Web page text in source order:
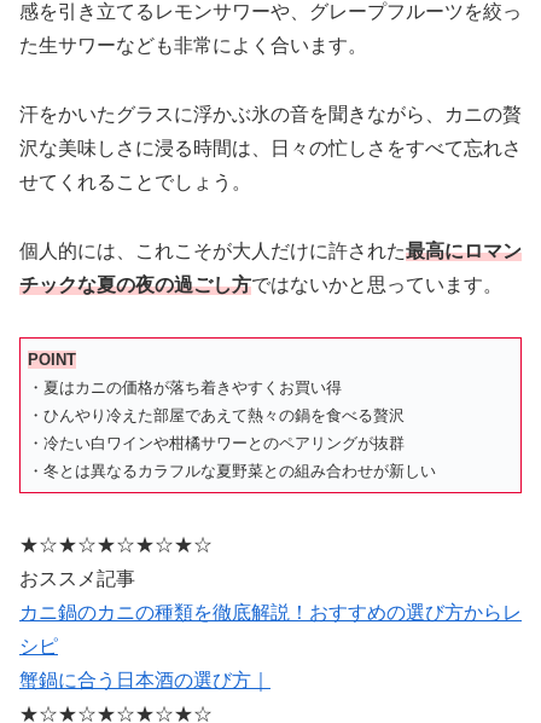
感を引き立てるレモンサワーや、グレープフルーツを絞っ
た生サワーなども非常によく合います。
汗をかいたグラスに浮かぶ氷の音を聞きながら、カニの贅
沢な美味しさに浸る時間は、日々の忙しさをすべて忘れさ
せてくれることでしょう。
個人的には、これこそが大人だけに許された最高にロマン
チックな夏の夜の過ごし方ではないかと思っています。
POINT
・夏はカニの価格が落ち着きやすくお買い得
・ひんやり冷えた部屋であえて熱々の鍋を食べる贅沢
・冷たい白ワインや柑橘サワーとのペアリングが抜群
・冬とは異なるカラフルな夏野菜との組み合わせが新しい
★☆★☆★☆★☆★☆
おススメ記事
カニ鍋のカニの種類を徹底解説！おすすめの選び方からレ
シピ
蟹鍋に合う日本酒の選び方｜
★☆★☆★☆★☆★☆